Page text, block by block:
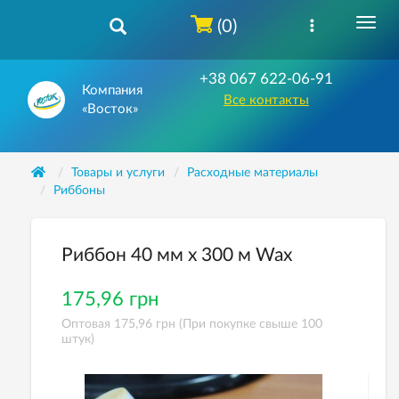
Компания
«Восток»
+38 067 622-06-91
Все контакты
(0)
Товары и услуги
Расходные материалы
Риббоны
Риббон 40 мм х 300 м Wax
175,96 грн
Оптовая 175,96 грн (При покупке свыше 100
штук)